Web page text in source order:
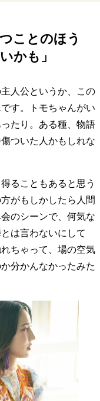
次世代へのバトン
ン
20代の現在地
パートナーとの歩み方
たこと
一生モノの愛用品
ステージ
ことのほう
かも」
人公というか、この
す。トモちゃんがい
たり。ある種、物語
ついた人かもしれな
ることもあると思う
がもしかしたら人間
のシーンで、何気な
は言わないにして
ちゃって、場の空気
分かんなかったみた